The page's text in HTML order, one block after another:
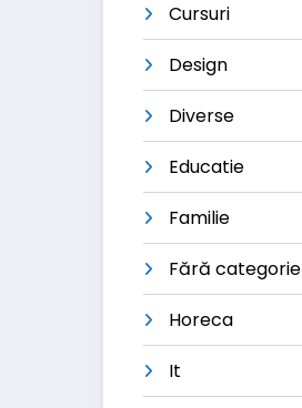
Cursuri
Design
Diverse
Educatie
Familie
Fără categorie
Horeca
It